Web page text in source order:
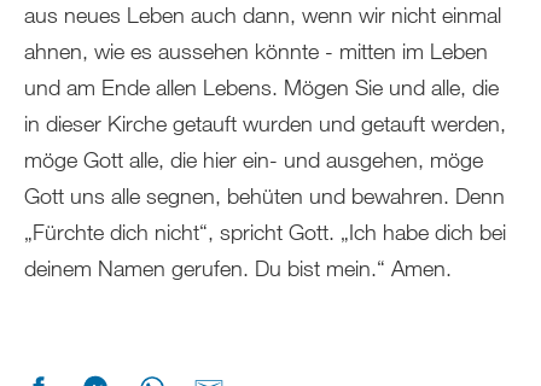
aus neues Leben auch dann, wenn wir nicht einmal
ahnen, wie es aussehen könnte - mitten im Leben
und am Ende allen Lebens. Mögen Sie und alle, die
in dieser Kirche getauft wurden und getauft werden,
möge Gott alle, die hier ein- und ausgehen, möge
Gott uns alle segnen, behüten und bewahren. Denn
„Fürchte dich nicht“, spricht Gott. „Ich habe dich bei
deinem Namen gerufen. Du bist mein.“ Amen.